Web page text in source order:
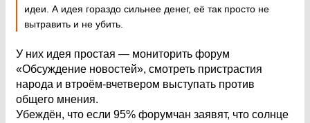
идеи. А идея гораздо сильнее денег, её так просто не
вытравить и не убить.
У них идея простая — мониторить форум
«Обсуждение новостей», смотреть пристрастия
народа и втроём-вчетвером выступать против
общего мнения.
Убеждён, что если 95% форумчан заявят, что солнце